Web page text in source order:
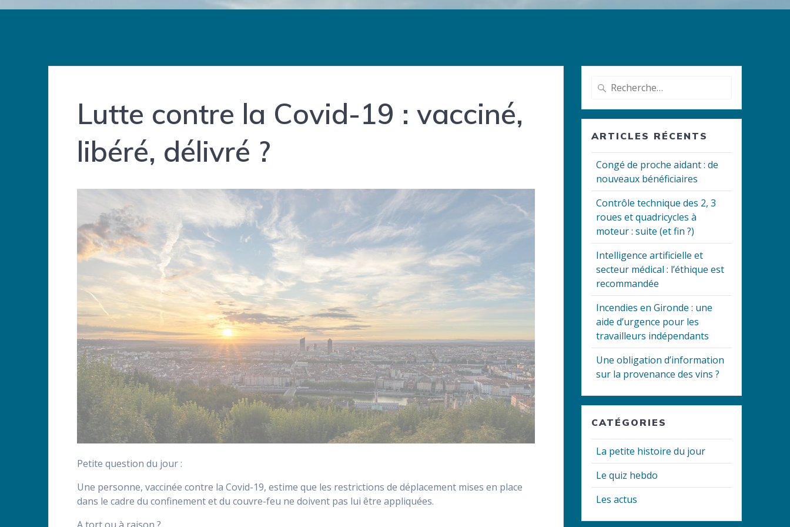
Lutte contre la Covid-19 : vacciné,
libéré, délivré ?
Petite question du jour :
Une personne, vaccinée contre la Covid-19, estime que les restrictions de déplacement mises en place
dans le cadre du confinement et du couvre-feu ne doivent pas lui être appliquées.
Recherche
:
ARTICLES RÉCENTS
Congé de proche aidant : de
nouveaux bénéficiaires
Contrôle technique des 2, 3
roues et quadricycles à
moteur : suite (et fin ?)
Intelligence artificielle et
secteur médical : l’éthique est
recommandée
Incendies en Gironde : une
aide d’urgence pour les
travailleurs indépendants
Une obligation d’information
sur la provenance des vins ?
CATÉGORIES
La petite histoire du jour
Le quiz hebdo
Les actus